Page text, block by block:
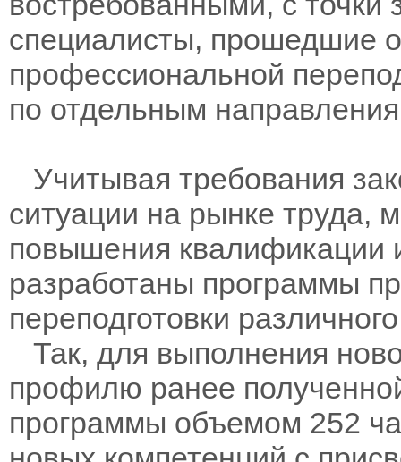
специалисты, прошедшие
профессиональной
по отдельным
Учитывая требования
ситуации на рынке труда,
повышения квалификации
разработаны программы
переподготовки
Так, для выполнения
профилю ранее
программы объемом 252